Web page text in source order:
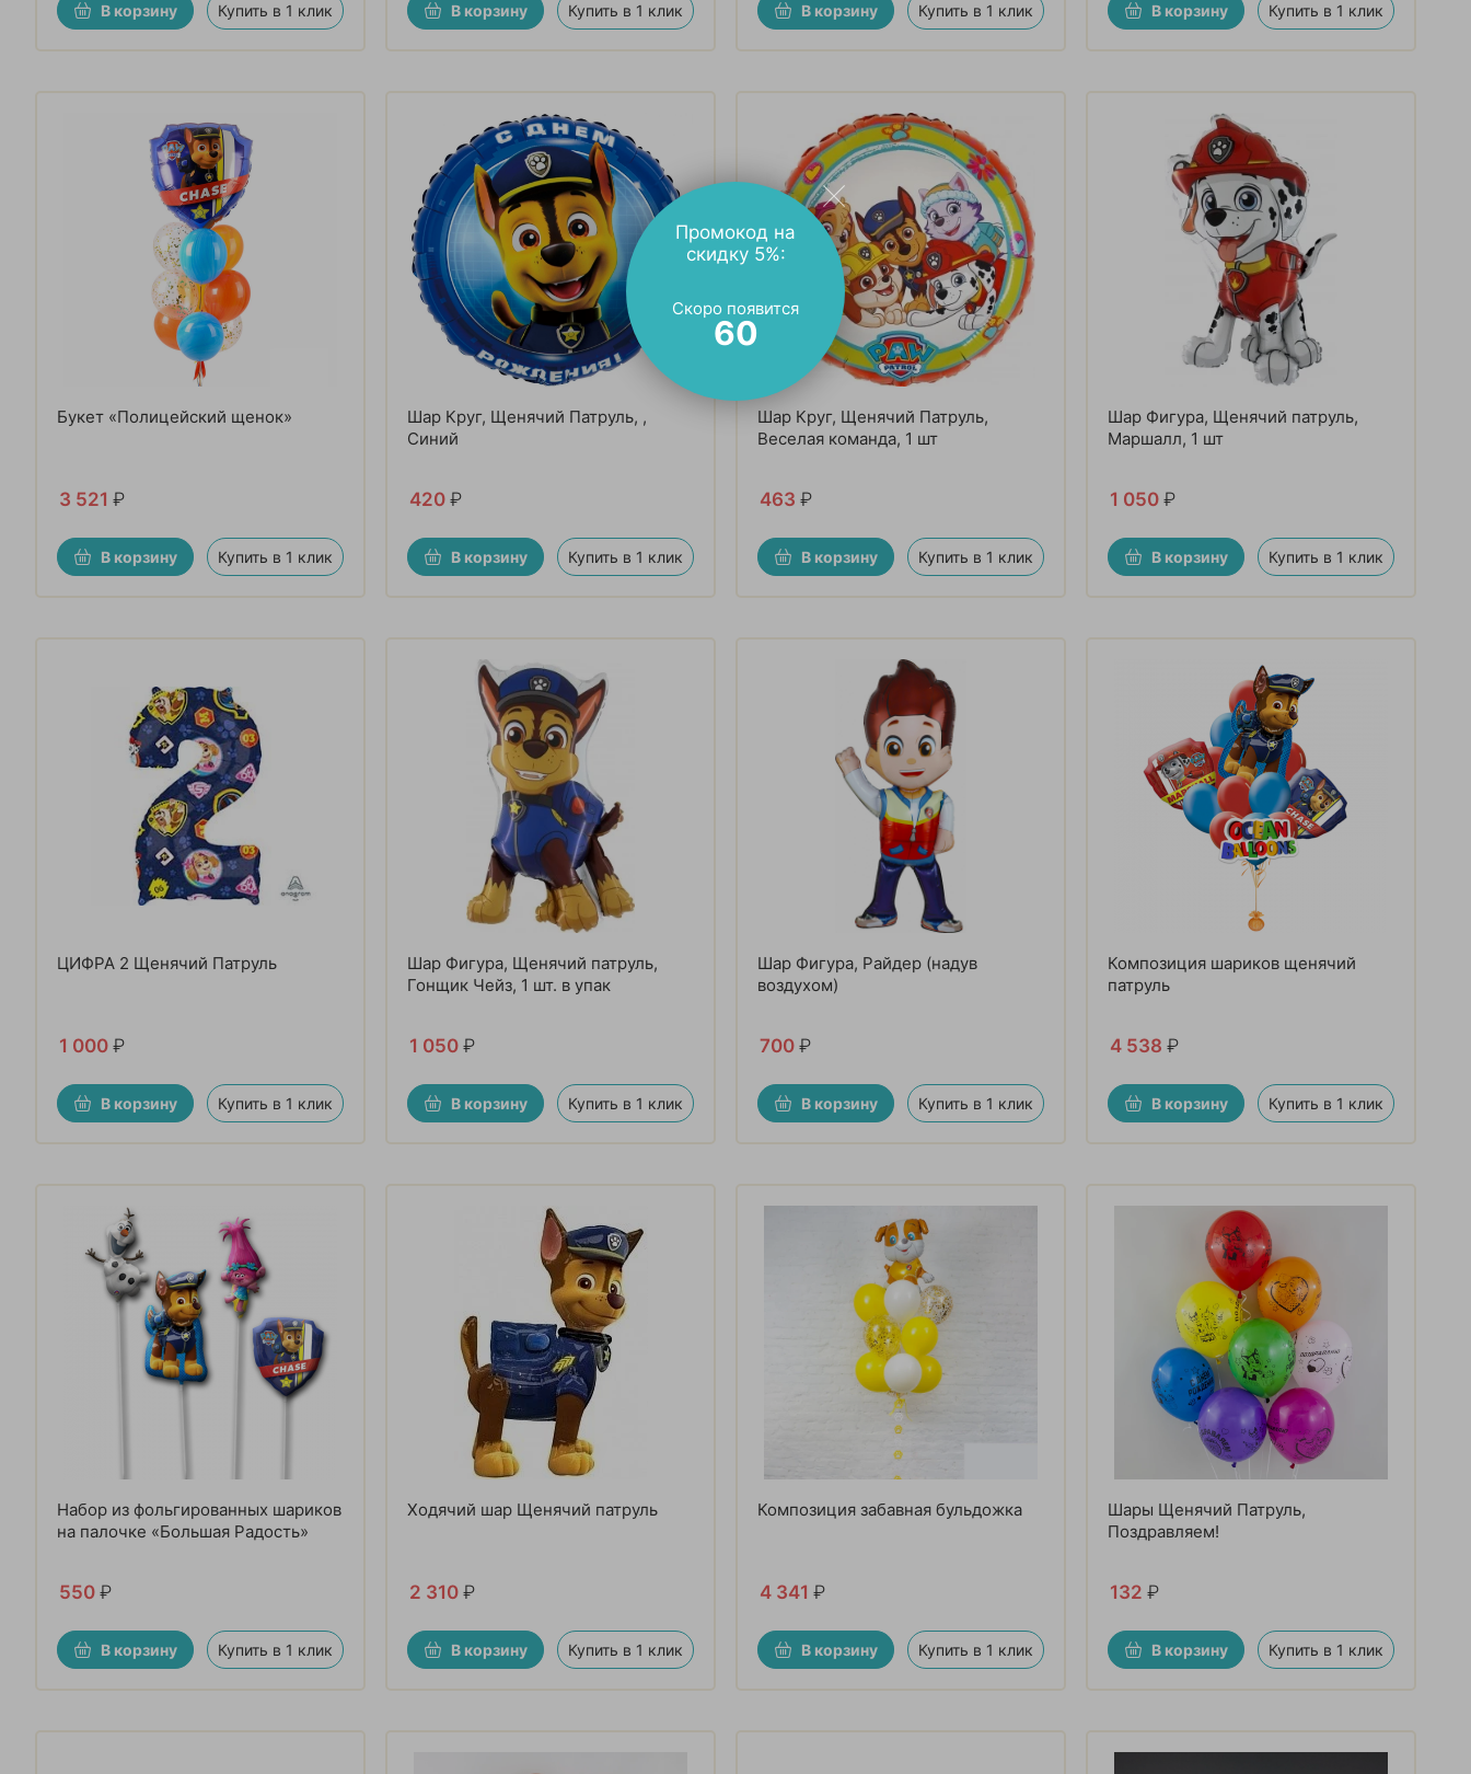
В корзину Купить в 1 клик В корзину Купить в 1 клик В корзину Купить в 1 клик В корзину Купить в 1 клик
Букет «Полицейский щенок»
3 521 ₽
В корзину Купить в 1 клик
Шар Круг, Щенячий Патруль, ,
Синий
420 ₽
В корзину Купить в 1 клик
Шар Круг, Щенячий Патруль,
Веселая команда, 1 шт
463 ₽
В корзину Купить в 1 клик
Шар Фигура, Щенячий патруль,
Маршалл, 1 шт
1 050 ₽
В корзину Купить в 1 клик
ЦИФРА 2 Щенячий Патруль
1 000 ₽
В корзину Купить в 1 клик
Шар Фигура, Щенячий патруль,
Гонщик Чейз, 1 шт. в упак
1 050 ₽
В корзину Купить в 1 клик
Шар Фигура, Райдер (надув
воздухом)
700 ₽
В корзину Купить в 1 клик
Композиция шариков щенячий
патруль
4 538 ₽
В корзину Купить в 1 клик
Набор из фольгированных шариков
на палочке «Большая Радость»
550 ₽
В корзину Купить в 1 клик
Ходячий шар Щенячий патруль
2 310 ₽
В корзину Купить в 1 клик
Композиция забавная бульдожка
4 341 ₽
В корзину Купить в 1 клик
Шары Щенячий Патруль,
Поздравляем!
132 ₽
В корзину Купить в 1 клик
Промокод на
скидку 5%:
Скоро появится
59